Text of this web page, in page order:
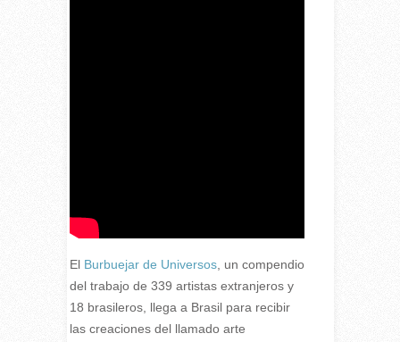
El Burbuejar de Universos, un compendio
del trabajo de 339 artistas extranjeros y
18 brasileros, llega a Brasil para recibir
las creaciones del llamado arte